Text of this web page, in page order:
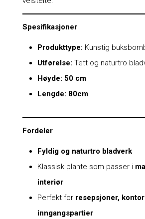
Spesifikasjoner
Produkttype: Kunstig
Utførelse: Tett og naturtro
Høyde: 50 cm
Lengde: 80cm
Fordeler
Fyldig og naturtro bladverk
Klassisk plante som passer i
interiør
Perfekt for resepsjoner,
inngangspartier